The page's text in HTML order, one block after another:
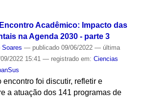
Acadêmico: Impacto das
na Agenda 2030 - parte 3
Soares — publicado09/06/2022 — última
2022 15:41 — registrado em: Ciencias
encontro foi discutir, refletir e
a atuação dos 141 programas de